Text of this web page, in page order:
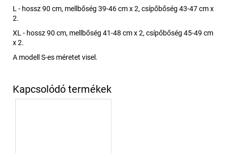
L - hossz 90 cm, mellbőség 39-46 cm x 2, csípőbőség 43-47 cm x
2.
XL - hossz 90 cm, mellbőség 41-48 cm x 2, csípőbőség 45-49 cm
x 2.
A modell S-es méretet visel.